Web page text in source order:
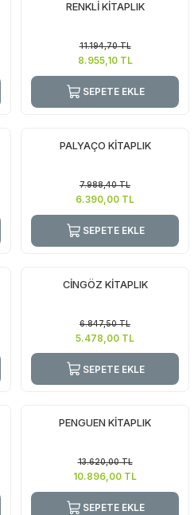
RENKLİ KİTAPLIK
11.194,70TL
8.955,10TL
SEPETE EKLE
PALYAÇO KİTAPLIK
7.988,40TL
6.390,00 TL
SEPETE EKLE
CİNGÖZ KİTAPLIK
6.847,50TL
5.478,00 TL
SEPETE EKLE
PENGUEN KİTAPLIK
13.620,00TL
10.896,00 TL
SEPETE EKLE